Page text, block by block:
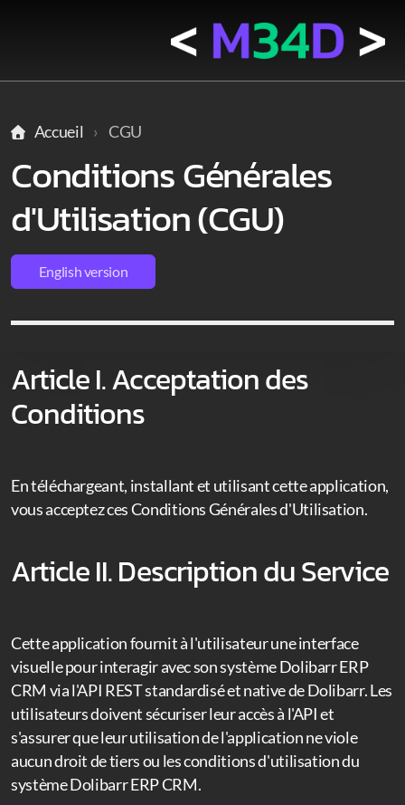
Accueil CGU
Conditions Générales
d'Utilisation (CGU)
English version
Article I. Acceptation des
Conditions
En téléchargeant, installant et utilisant cette application,
vous acceptez ces Conditions Générales d'Utilisation.
Article II. Description du Service
Cette application fournit à l'utilisateur une interface
visuelle pour interagir avec son système Dolibarr ERP
CRM via l'API REST standardisé et native de Dolibarr. Les
utilisateurs doivent sécuriser leur accès à l'API et
s'assurer que leur utilisation de l'application ne viole
aucun droit de tiers ou les conditions d'utilisation du
système Dolibarr ERP CRM.
Documentation & Support
App mobile pour Dolibarr
Nos autres applications